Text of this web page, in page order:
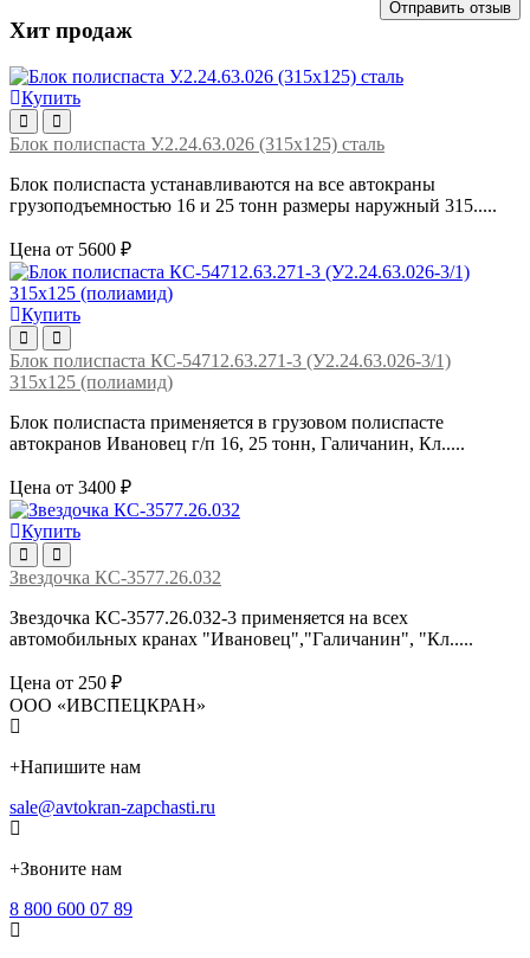
Отправить отзыв
Хит продаж
Купить
Блок полиспаста У.2.24.63.026 (315х125) сталь
Блок полиспаста устанавливаются на все автокраны
грузоподъемностью 16 и 25 тонн размеры наружный 315.....
Цена от 5600 ₽
Купить
Блок полиспаста КС-54712.63.271-3 (У2.24.63.026-3/1)
315х125 (полиамид)
Блок полиспаста применяется в грузовом полиспасте
автокранов Ивановец г/п 16, 25 тонн, Галичанин, Кл.....
Цена от 3400 ₽
Купить
Звездочка КС-3577.26.032
Звездочка КС-3577.26.032-3 применяется на всех
автомобильных кранах "Ивановец","Галичанин", "Кл.....
Цена от 250 ₽
ООО «ИВСПЕЦКРАН»
+Напишите нам
sale@avtokran-zapchasti.ru
+Звоните нам
8 800 600 07 89